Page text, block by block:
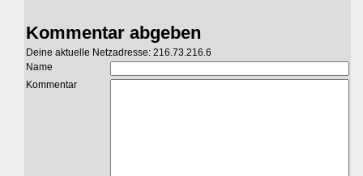
Kommentar abgeben
Deine aktuelle Netzadresse: 216.73.216.6
Name
Kommentar